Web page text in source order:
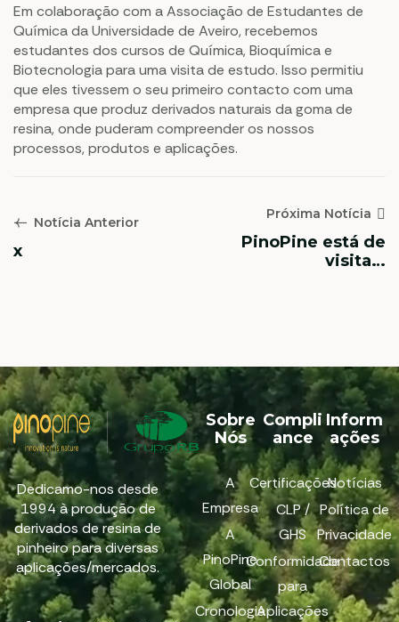
Em colaboração com a Associação de Estudantes de
Química da Universidade de Aveiro, recebemos
estudantes dos cursos de Química, Bioquímica e
Biotecnologia para uma visita de estudo. Isso permitiu
que eles tivessem o seu primeiro contacto com uma
empresa que produz derivados naturais da goma de
resina, onde puderam compreender os nossos
processos, produtos e aplicações.
Notícia Anterior
x
Próxima Notícia
PinoPine está de
visita a
Dedicamo-nos desde
1994 à produção de
derivados de resina de
pinheiro para diversas
aplicações/mercados.
Sobre
Nós
A
Empresa
A
PinoPine
Global
Cronologia
Compli
ance
Certificações
CLP /
GHS
Conformidade
para
Aplicações
Inform
ações
Notícias
Política de
Privacidade
Contactos